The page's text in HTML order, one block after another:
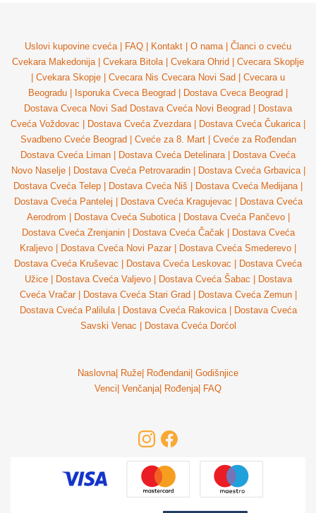
Uslovi kupovine cveća FAQ Kontakt O nama
Članci o cveću
Cvekara Makedonija
Cvekara Bitola Cvekara Ohrid
Cvecara Skoplje
Cvekara Skopje Cvecara Nis Cvecara Novi Sad
Cvecara u
Beogradu
Isporuka Cveca Beograd Dostava Cveca Beograd
Dostava Cveca Novi Sad Dostava Cveća Novi Beograd
Dostava
Cveća Voždovac
Dostava Cveća Zvezdara Dostava Cveća Čukarica
Svadbeno Cveće Beograd
Cveće za 8. Mart
Cveće za Rođendan
Dostava Cveća Liman
Dostava Cveća Detelinara
Dostava Cveća
Novo Naselje
Dostava Cveća Petrovaradin Dostava Cveća Grbavica
Dostava Cveća Telep
Dostava Cveća Niš Dostava Cveća Medijana
Dostava Cveća Pantelej
Dostava Cveća Kragujevac
Dostava Cveća
Aerodrom
Dostava Cveća Subotica Dostava Cveća Pančevo
Dostava Cveća Zrenjanin
Dostava Cveća Čačak
Dostava Cveća
Kraljevo
Dostava Cveća Novi Pazar Dostava Cveća Smederevo
Dostava Cveća Kruševac
Dostava Cveća Leskovac
Dostava Cveća
Užice
Dostava Cveća Valjevo Dostava Cveća Šabac
Dostava
Cveća Vračar
Dostava Cveća Stari Grad Dostava Cveća Zemun
Dostava Cveća Palilula
Dostava Cveća Rakovica
Dostava Cveća
Savski Venac
Dostava Cveća Dorćol
Naslovna| Ruže Rođendani Godišnjice
Venci Venčanja| Rođenja| FAQ